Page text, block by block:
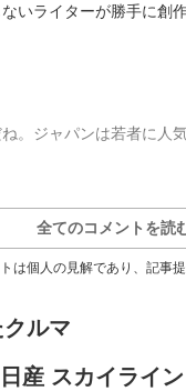
いライターが勝手に創
。ジャパンは若者に人気
全てのコメントを読
は個人の見解であり、記事提
ルマ
日産 スカイライン